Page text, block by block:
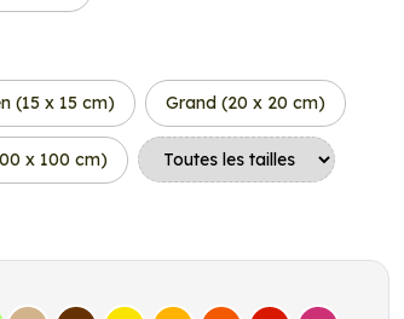
(15 x 15 cm) Grand (20 x 20 cm)
x 100 cm)